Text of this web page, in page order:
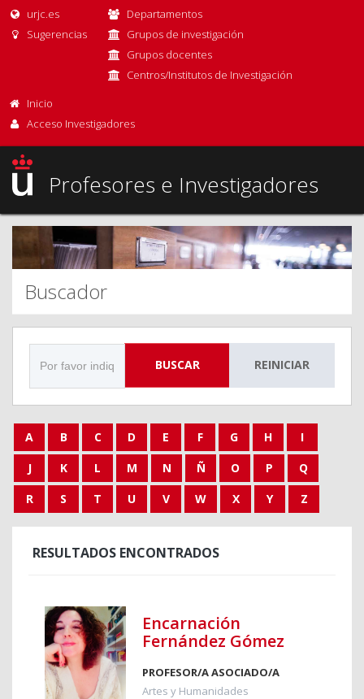
urjc.es
Sugerencias
Departamentos
Grupos de investigación
Grupos docentes
Centros/Institutos de Investigación
Inicio
Acceso Investigadores
Profesores e Investigadores
Buscador
BUSCAR REINICIAR
A B C D E F G H
I
J
K L M N Ñ O P
Q
R
S T U V W X Y Z
RESULTADOS ENCONTRADOS
Encarnación
Fernández Gómez
PROFESOR/A ASOCIADO/A
Artes y Humanidades